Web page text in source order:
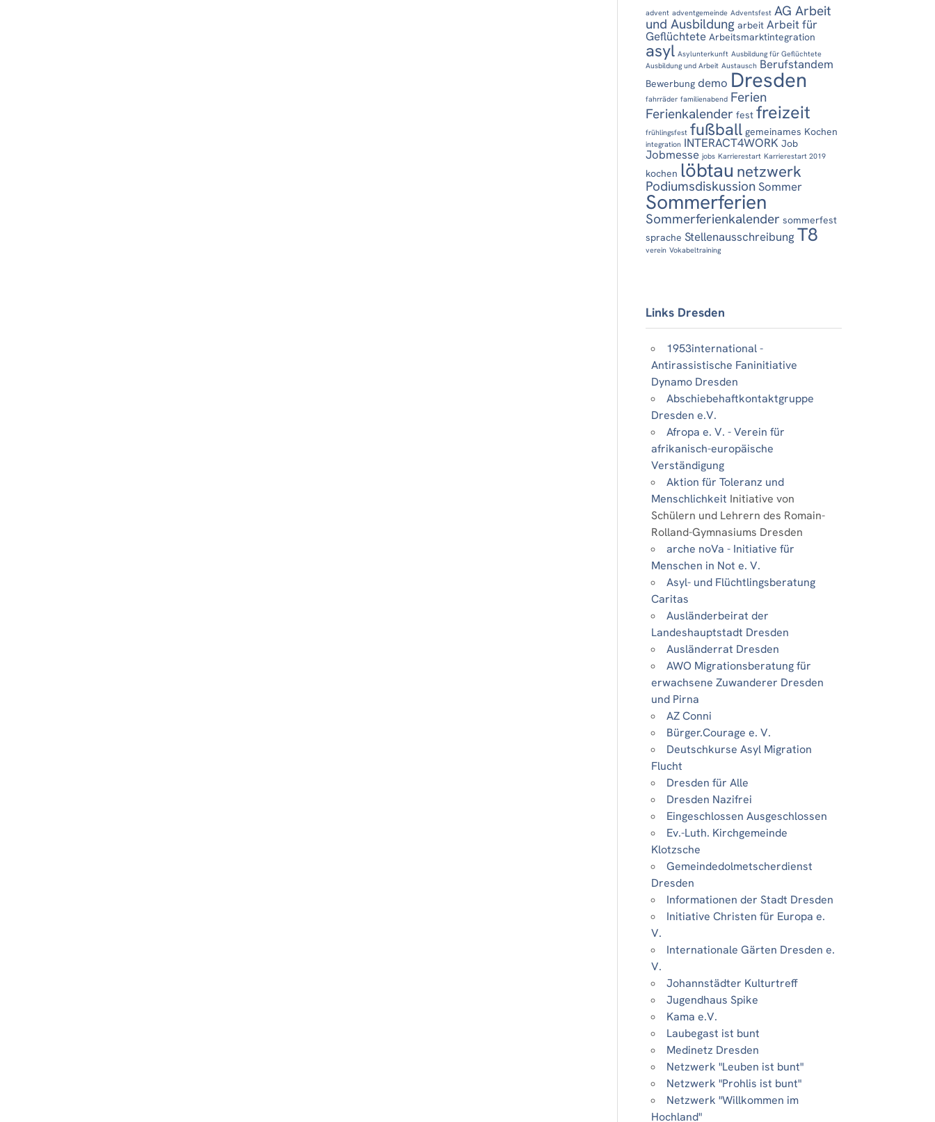
advent adventgemeinde Adventsfest AG Arbeit
und Ausbildung arbeit Arbeit für
Geflüchtete Arbeitsmarktintegration
asyl Asylunterkunft Ausbildung für Geflüchtete
Ausbildung und Arbeit Austausch Berufstandem
Bewerbung demo Dresden
fahrräder familienabend Ferien
Ferienkalender fest freizeit
frühlingsfest fußball gemeinames Kochen
integration INTERACT4WORK Job
Jobmesse jobs Karrierestart Karrierestart 2019
kochen löbtau netzwerk
PodiumsdiskussionSommer
Sommerferien
Sommerferienkalender sommerfest
sprache Stellenausschreibung T8
verein Vokabeltraining
Links Dresden
1953international -
Antirassistische Faninitiative
Dynamo Dresden
Abschiebehaftkontaktgruppe
Dresden e.V.
Afropa e. V. - Verein für
afrikanisch-europäische
Verständigung
Aktion für Toleranz und
Menschlichkeit Initiative von
Schülern und Lehrern des Romain-
Rolland-Gymnasiums Dresden
arche noVa - Initiative für
Menschen in Not e. V.
Asyl- und Flüchtlingsberatung
Caritas
Ausländerbeirat der
Landeshauptstadt Dresden
Ausländerrat Dresden
AWO Migrationsberatung für
erwachsene Zuwanderer Dresden
und Pirna
AZ Conni
Bürger.Courage e. V.
Deutschkurse Asyl Migration
Flucht
Dresden für Alle
Dresden Nazifrei
Eingeschlossen Ausgeschlossen
Ev.-Luth. Kirchgemeinde
Klotzsche
Gemeindedolmetscherdienst
Dresden
Informationen der Stadt Dresden
Initiative Christen für Europa e.
V.
Internationale Gärten Dresden e.
V.
Johannstädter Kulturtreff
Jugendhaus Spike
Kama e.V.
Laubegast ist bunt
Medinetz Dresden
Netzwerk "Leuben ist bunt"
Netzwerk "Prohlis ist bunt"
Netzwerk "Willkommen im
Hochland"